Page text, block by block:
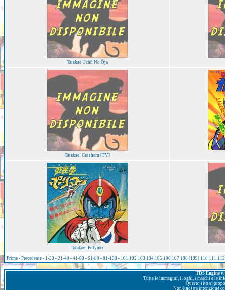
Tatakae Uchū No Ōja
Tatakae! Casshern [TV]
Tatakae! Polymer
Prima - Precedente - 1-20 - 21-40 - 41-60 - 61-80 - 81-100 - 101 102 103 104 105 106 107 108 [109] 110 111 112
TDS Engine
Tutte le immagini, i loghi, i marchi e le
Questo sito si
Non è nostra intenzione